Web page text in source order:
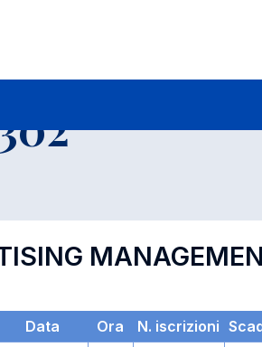
Data Ora N. iscrizioni